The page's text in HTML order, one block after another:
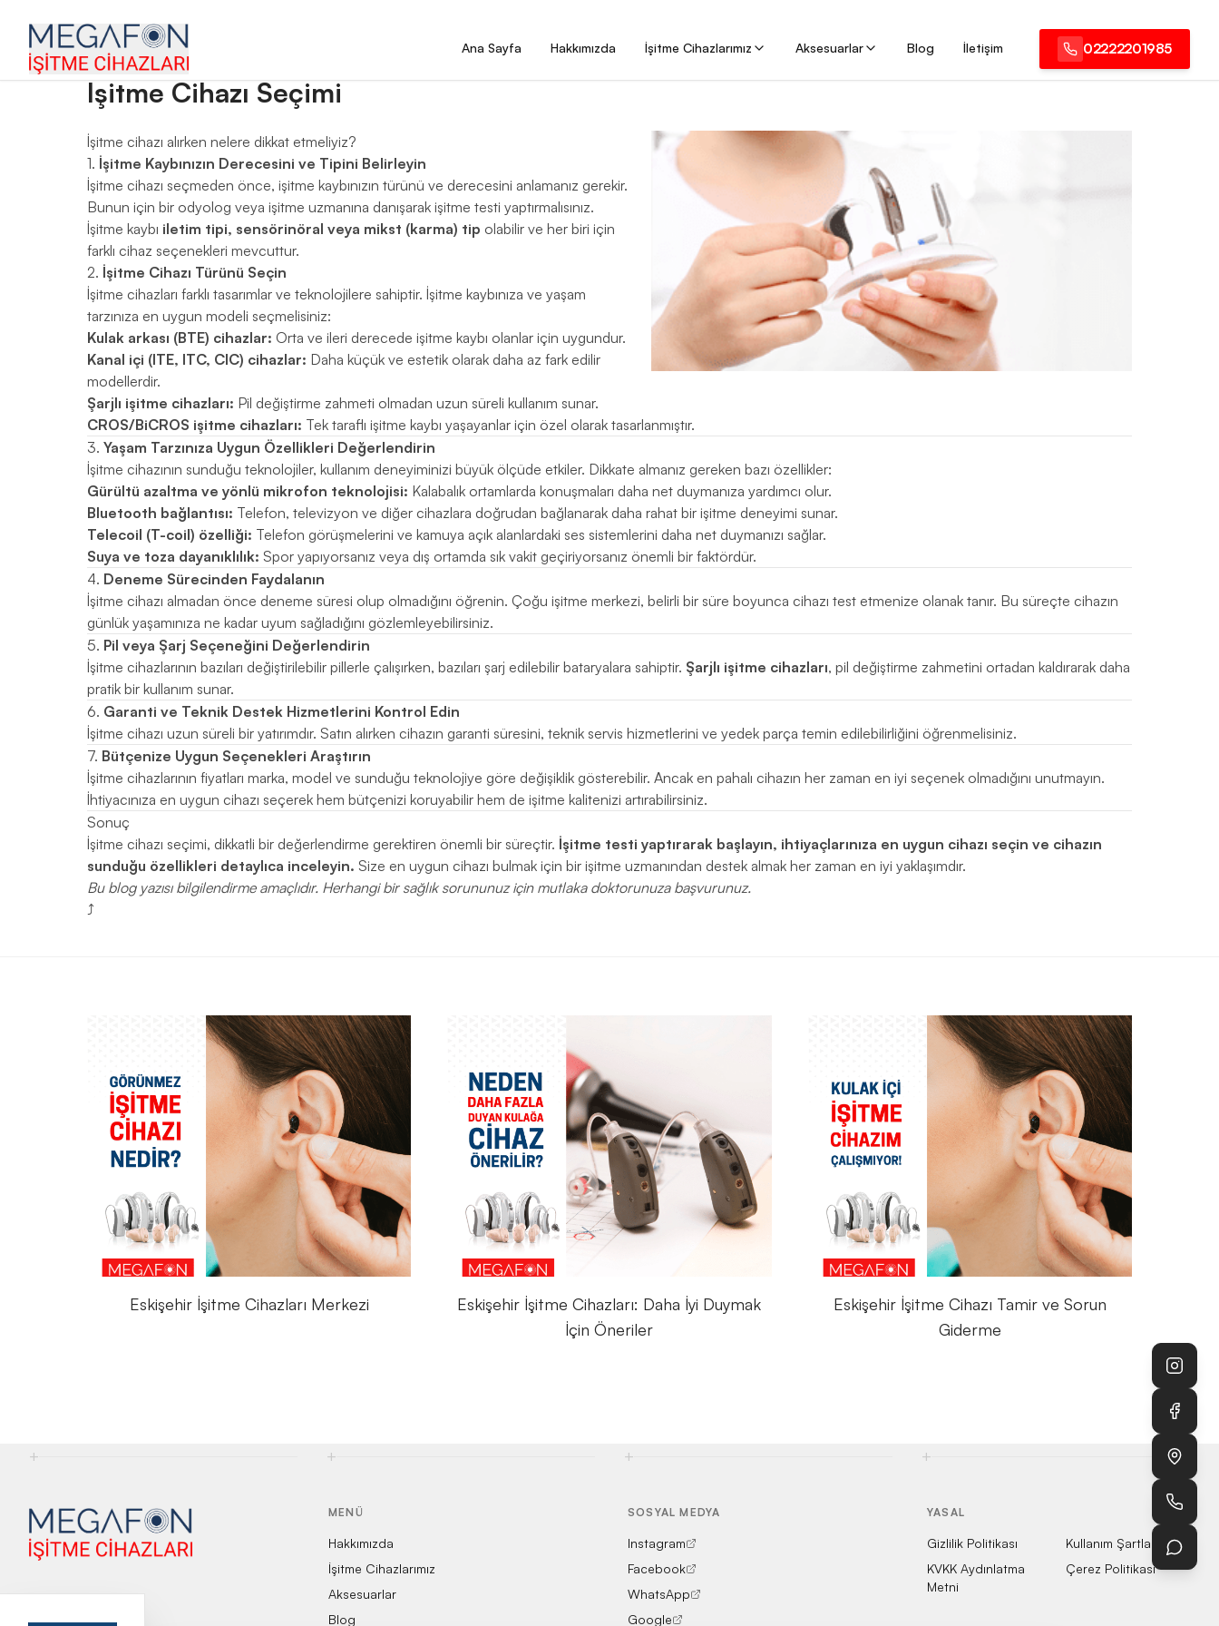
Ana Sayfa Hakkımızda İşitme Cihazlarımız Aksesuarlar Blog İletişim 02222201985
ana sayfa › blog
İşitme Cihazı Seçimi
İşitme cihazı alırken nelere dikkat etmeliyiz?
1. İşitme Kaybınızın Derecesini ve Tipini Belirleyin
İşitme cihazı seçmeden önce, işitme kaybınızın türünü ve derecesini anlamanız gerekir.
Bunun için bir odyolog veya işitme uzmanına danışarak işitme testi yaptırmalısınız.
İşitme kaybı iletim tipi, sensörinöral veya mikst (karma) tip olabilir ve her biri için
farklı cihaz seçenekleri mevcuttur.
2. İşitme Cihazı Türünü Seçin
İşitme cihazları farklı tasarımlar ve teknolojilere sahiptir. İşitme kaybınıza ve yaşam
tarzınıza en uygun modeli seçmelisiniz:
Kulak arkası (BTE) cihazlar: Orta ve ileri derecede işitme kaybı olanlar için uygundur.
Kanal içi (ITE, ITC, CIC) cihazlar: Daha küçük ve estetik olarak daha az fark edilir
modellerdir.
Şarjlı işitme cihazları: Pil değiştirme zahmeti olmadan uzun süreli kullanım sunar.
CROS/BiCROS işitme cihazları: Tek taraflı işitme kaybı yaşayanlar için özel olarak tasarlanmıştır.
3. Yaşam Tarzınıza Uygun Özellikleri Değerlendirin
İşitme cihazının sunduğu teknolojiler, kullanım deneyiminizi büyük ölçüde etkiler. Dikkate almanız gereken bazı özellikler:
Gürültü azaltma ve yönlü mikrofon teknolojisi: Kalabalık ortamlarda konuşmaları daha net duymanıza yardımcı olur.
Bluetooth bağlantısı: Telefon, televizyon ve diğer cihazlara doğrudan bağlanarak daha rahat bir işitme deneyimi sunar.
Telecoil (T-coil) özelliği: Telefon görüşmelerini ve kamuya açık alanlardaki ses sistemlerini daha net duymanızı sağlar.
Suya ve toza dayanıklılık: Spor yapıyorsanız veya dış ortamda sık vakit geçiriyorsanız önemli bir faktördür.
4. Deneme Sürecinden Faydalanın
İşitme cihazı almadan önce deneme süresi olup olmadığını öğrenin. Çoğu işitme merkezi, belirli bir süre boyunca cihazı test etmenize olanak tanır. Bu süreçte cihazın
günlük yaşamınıza ne kadar uyum sağladığını gözlemleyebilirsiniz.
5. Pil veya Şarj Seçeneğini Değerlendirin
İşitme cihazlarının bazıları değiştirilebilir pillerle çalışırken, bazıları şarj edilebilir bataryalara sahiptir. Şarjlı işitme cihazları, pil değiştirme zahmetini ortadan kaldırarak daha
pratik bir kullanım sunar.
6. Garanti ve Teknik Destek Hizmetlerini Kontrol Edin
İşitme cihazı uzun süreli bir yatırımdır. Satın alırken cihazın garanti süresini, teknik servis hizmetlerini ve yedek parça temin edilebilirliğini öğrenmelisiniz.
7. Bütçenize Uygun Seçenekleri Araştırın
İşitme cihazlarının fiyatları marka, model ve sunduğu teknolojiye göre değişiklik gösterebilir. Ancak en pahalı cihazın her zaman en iyi seçenek olmadığını unutmayın.
İhtiyacınıza en uygun cihazı seçerek hem bütçenizi koruyabilir hem de işitme kalitenizi artırabilirsiniz.
Sonuç
İşitme cihazı seçimi, dikkatli bir değerlendirme gerektiren önemli bir süreçtir. İşitme testi yaptırarak başlayın, ihtiyaçlarınıza en uygun cihazı seçin ve cihazın
sunduğu özellikleri detaylıca inceleyin. Size en uygun cihazı bulmak için bir işitme uzmanından destek almak her zaman en iyi yaklaşımdır.
Bu blog yazısı bilgilendirme amaçlıdır. Herhangi bir sağlık sorununuz için mutlaka doktorunuza başvurunuz.
⤴
Eskişehir İşitme Cihazları Merkezi
Eskişehir İşitme Cihazları: Daha İyi Duymak
İçin Öneriler
Eskişehir İşitme Cihazı Tamir ve Sorun
Giderme
+ + + +
MENÜ
Hakkımızda
İşitme Cihazlarımız
Aksesuarlar
Blog
SOSYAL MEDYA
Instagram
Facebook
WhatsApp
Google
YASAL
Gizlilik Politikası
Kullanım Şartları
KVKK Aydınlatma
Metni
Çerez Politikası